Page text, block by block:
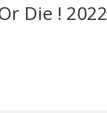
Die ! 2022